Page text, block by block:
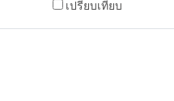
เปรียบเทียบ